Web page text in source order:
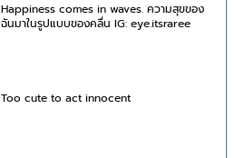
Happiness comes in waves. ความสุขของ
ฉันมาในรูปแบบของคลื่น IG: eye.itsraree
Too cute to act innocent